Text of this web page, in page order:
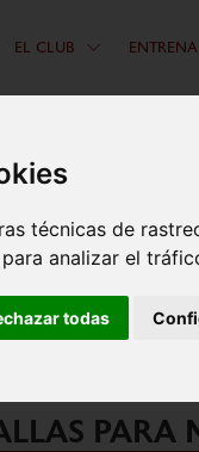
técnicas de
analizar el
todas
EL CLUB
PARA